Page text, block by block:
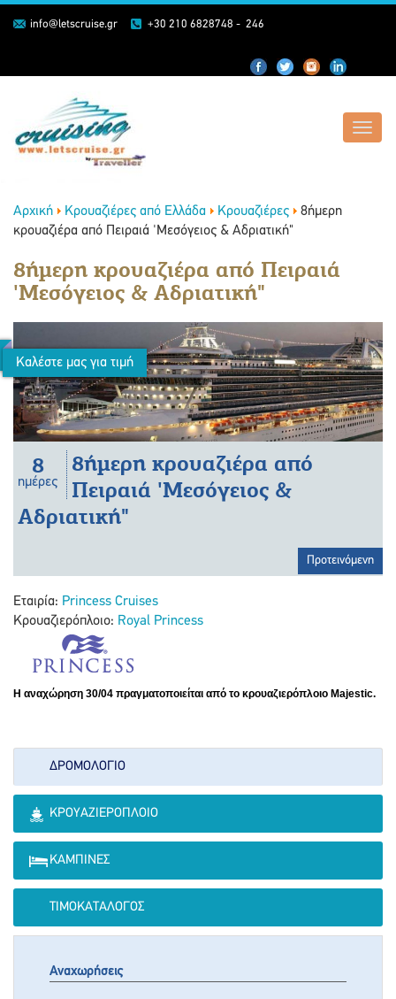
info@letscruise.gr +30 210 6828748 - 246
Αρχική Κρουαζιέρες από Ελλάδα Κρουαζιέρες
8ήμερη
κρουαζιέρα από Πειραιά 'Μεσόγειος & Αδριατική"
8ήμερη κρουαζιέρα από Πειραιά
'Μεσόγειος & Αδριατική"
Καλέστε μας για τιμή
8
ημέρες
8ήμερη κρουαζιέρα από
Πειραιά 'Μεσόγειος &
Αδριατική"
Προτεινόμενη
Εταιρία: Princess Cruises
Κρουαζιερόπλοιο: Royal Princess
Η αναχώρηση 30/04 πραγματοποιείται από το κρουαζιερόπλοιο Majestic.
ΔΡΟΜΟΛΌΓΙΟ
ΚΡΟΥΑΖΙΕΡΌΠΛΟΙΟ
ΚΑΜΠΊΝΕΣ
ΤΙΜΟΚΑΤΆΛΟΓΟΣ
Αναχωρήσεις